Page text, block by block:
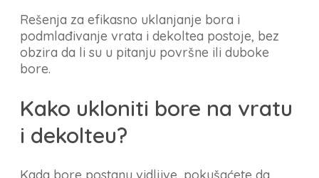
Rešenja za efikasno uklanjanje bora i
podmlađivanje vrata i dekoltea postoje, bez
obzira da li su u pitanju površne ili duboke
bore.
Kako ukloniti bore na vratu
i dekolteu?
Kada bore postanu vidljive, pokušaćete da